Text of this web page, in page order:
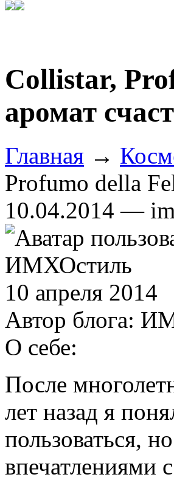
Collistar,
аромат
Главная →
Profumo della
10.04.2014 —
ИМХОстиль
10 апреля 2014
Автор блога:
О себе:
После
лет назад я
пользоваться,